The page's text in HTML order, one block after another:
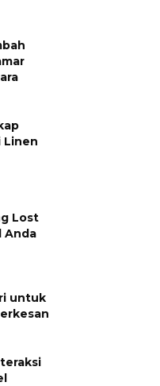
Linen
Lost
Anda
untuk